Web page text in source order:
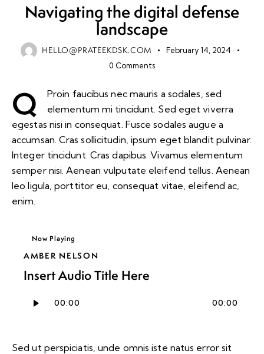
Navigating the digital defense
landscape
HELLO@PRATEEKDSK.COM
February 14, 2024
0 Comments
Q
Proin faucibus nec mauris a sodales, sed
elementum mi tincidunt. Sed eget viverra
egestas nisi in consequat. Fusce sodales augue a
accumsan. Cras sollicitudin, ipsum eget blandit pulvinar.
Integer tincidunt. Cras dapibus. Vivamus elementum
semper nisi. Aenean vulputate eleifend tellus. Aenean
leo ligula, porttitor eu, consequat vitae, eleifend ac,
enim.
Now Playing
AMBER NELSON
Insert Audio Title Here
Audio
00:00 00:00
Sed ut perspiciatis, unde omnis iste natus error sit